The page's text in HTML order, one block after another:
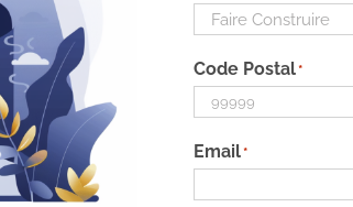
Code Postal*
Email*